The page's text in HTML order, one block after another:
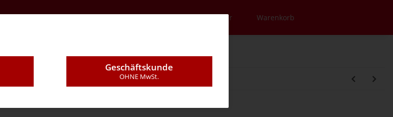
Über Uns E-Mail Montageleistungen Newsletter Warenkorb
1 seitig, "Tastend", "ZU" in Grün
Geschäftskunde
OHNE MwSt.